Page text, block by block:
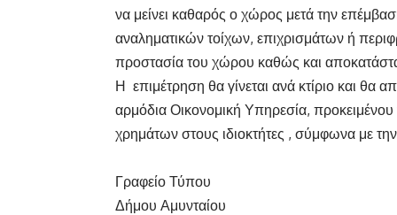
να μείνει καθαρός ο χώρος μετά την
αναληματικών τοίχων, επιχρισμάτων ή
προστασία του χώρου καθώς και
Η επιμέτρηση θα γίνεται ανά κτίριο και θα
αρμόδια Οικονομική Υπηρεσία, προκειμένου
χρημάτων στους ιδιοκτήτες , σύμφωνα με
Γραφείο Τύπου
Δήμου Αμυνταίου